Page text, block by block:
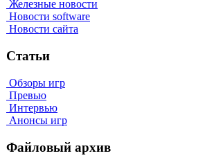
Железные новости
Новости software
Новости сайта
Статьи
Обзоры игр
Превью
Интервью
Анонсы игр
Файловый архив